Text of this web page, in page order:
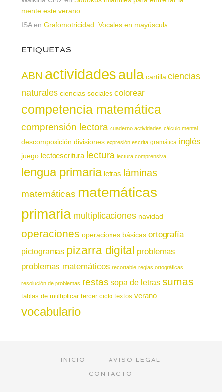
mente este verano
ISAen Grafomotricidad. Vocales en mayúscula
ETIQUETAS
ABN actividadesaula cartilla ciencias
naturales ciencias sociales colorear
competencia matemática
comprensión lectora cuaderno actividades cálculo mental
descomposición divisiones expresión escrita gramática inglés
juego lectoescritura lectura lectura comprensiva
lengua primaria letras láminas
matemáticas matemáticas
primaria multiplicaciones navidad
operaciones operaciones básicas ortografía
pictogramas pizarra digital problemas
problemas matemáticos recortable reglas ortográficas
resolución de problemas restas sopa de letras sumas
tablas de multiplicar tercer ciclo textos verano
vocabulario
INICIO
AVISO LEGAL
CONTACTO